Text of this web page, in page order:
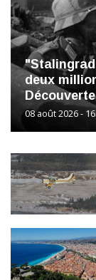
deux
08 août 2026 -